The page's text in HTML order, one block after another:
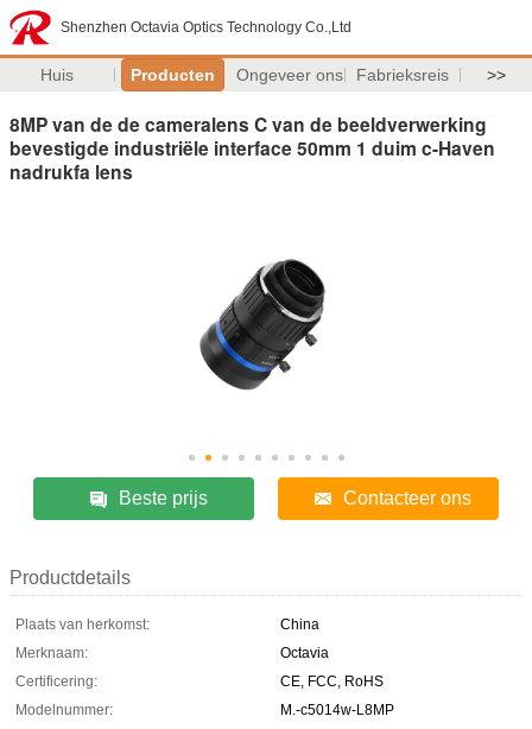
Shenzhen Octavia Optics Technology Co.,Ltd
Huis Producten Ongeveer ons Fabrieksreis >>
8MP van de de cameralens C van de beeldverwerking
bevestigde industriële interface 50mm 1 duim c-Haven
nadrukfa lens
Beste prijs Contacteer ons
Productdetails
Plaats van herkomst:
China
Merknaam:
Octavia
Certificering:
CE, FCC, RoHS
Modelnummer:
M.-c5014w-L8MP